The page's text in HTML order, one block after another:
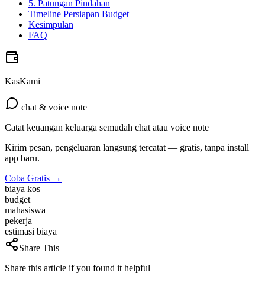
5. Patungan Pindahan
Timeline Persiapan Budget
Kesimpulan
FAQ
KasKami
chat & voice note
Catat keuangan keluarga semudah chat atau voice note
Kirim pesan, pengeluaran langsung tercatat — gratis, tanpa install
app baru.
Coba Gratis →
biaya kos
budget
mahasiswa
pekerja
estimasi biaya
Share This
Share this article if you found it helpful